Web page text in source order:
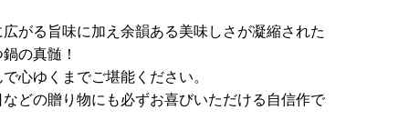
がる旨味に加え余韻ある美味しさが凝縮された
の真髄！
心ゆくまでご堪能ください。
どの贈り物にも必ずお喜びいただける自信作で